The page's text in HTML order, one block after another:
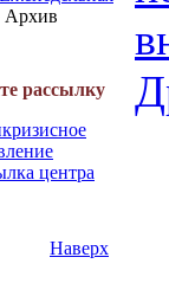
Архив
рассылку
центра
Наверх